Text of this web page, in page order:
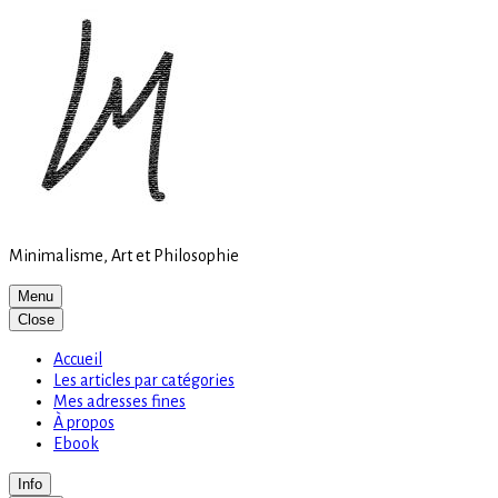
Minimalisme, Art et Philosophie
Menu
Close
Accueil
Les articles par catégories
Mes adresses fines
À propos
Ebook
Info